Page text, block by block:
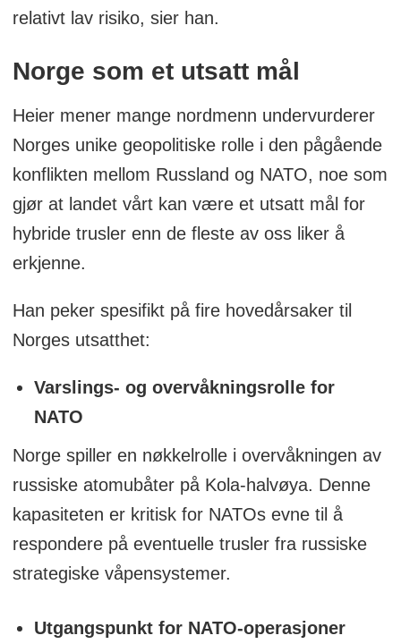
relativt lav risiko, sier han.
Norge som et utsatt mål
Heier mener mange nordmenn undervurderer
Norges unike geopolitiske rolle i den pågående
konflikten mellom Russland og NATO, noe som
gjør at landet vårt kan være et utsatt mål for
hybride trusler enn de fleste av oss liker å
erkjenne.
Han peker spesifikt på fire hovedårsaker til
Norges utsatthet:
Varslings- og overvåkningsrolle for
NATO
Norge spiller en nøkkelrolle i overvåkningen av
russiske atomubåter på Kola-halvøya. Denne
kapasiteten er kritisk for NATOs evne til å
respondere på eventuelle trusler fra russiske
strategiske våpensystemer.
Utgangspunkt for NATO-operasjoner